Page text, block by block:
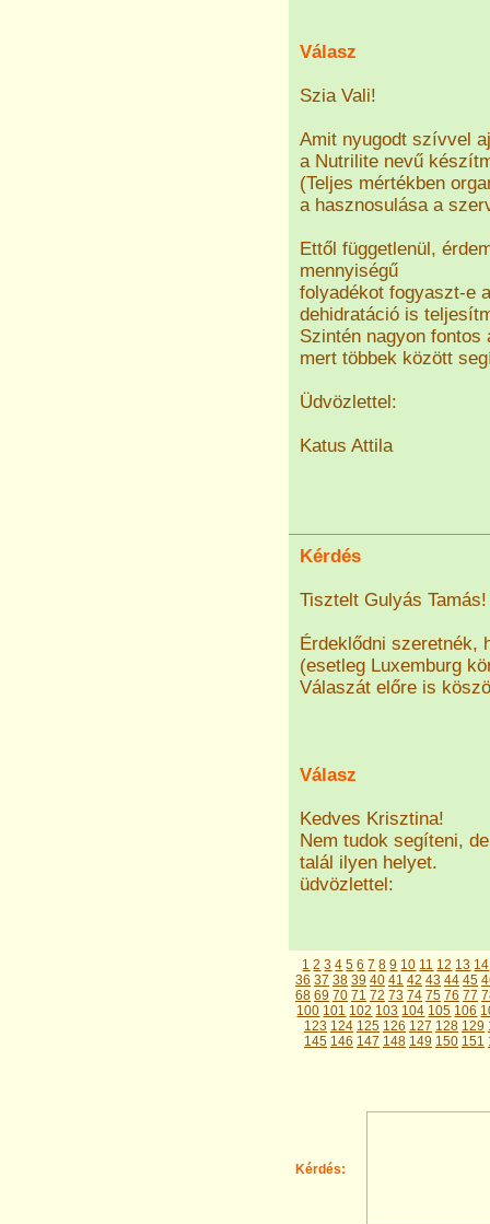
Válasz
Szia Vali!
Amit nyugodt szívvel
a Nutrilite nevű
(Teljes mértékben
a hasznosulása a
Ettől függetlenül,
mennyiségű
folyadékot fogyaszt-e
dehidratáció is
Szintén nagyon
mert többek között
Üdvözlettel:
Katus Attila
Kérdés
Tisztelt Gulyás Tamás!
Érdeklődni szeretnék,
(esetleg Luxemburg
Válaszát előre is
Válasz
Kedves Krisztina!
Nem tudok segíteni,
talál ilyen helyet.
üdvözlettel:
1 2 3 4 5 6 7 8 9 10 11 12 13 14
36 37 38 39 40 41 42 43 44 45
68 69 70 71 72 73 74 75 76 77
100 101 102 103 104 105 106
123 124 125 126 127 128 129
145 146 147 148 149 150 151
Kérdés: